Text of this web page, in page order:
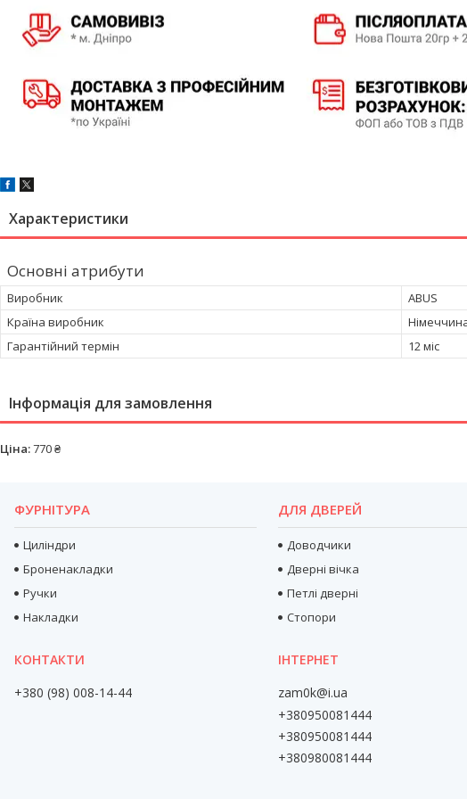
Характеристики
Основні атрибути
Виробник
ABUS
Країна виробник
Гарантійний термін
12 міс
Інформація для замовлення
Ціна:770 ₴
ФУРНІТУРА
Циліндри
Броненакладки
Ручки
Накладки
ДЛЯ ДВЕРЕЙ
Доводчики
Дверні вічка
Петлі дверні
Стопори
+380 (98) 008-14-44
zam0k@i.ua
+380950081444
+380950081444
+380980081444